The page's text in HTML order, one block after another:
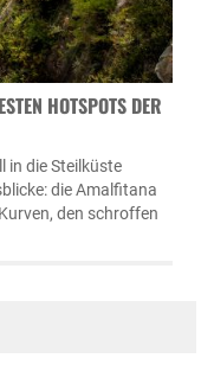
HOTSPOTS DER A
in die Steilküste
die Amalfitana
den schroffen